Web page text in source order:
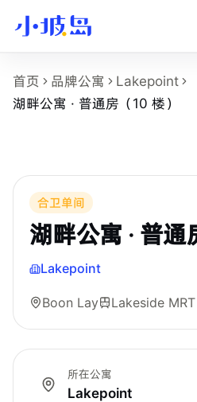
湖畔公寓 · 普通房（10
这个页面展示Lakepoint 的
所在区域：Boon Lay。
附近地铁：Lakeside MRT，步
房型类别：Common。
参考月租：S$1,600 /月起，最
首页 品牌公寓
Lakepoint
湖畔公寓 · 普通房（10 楼）
合卫单间
湖畔公寓 · 普通
Lakepoint
Boon Lay Lakeside MRT
所在公寓
Lakepoint